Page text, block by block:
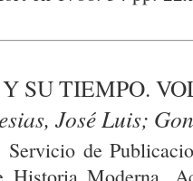
SU TIEMPO.
José Luis;
Servicio de